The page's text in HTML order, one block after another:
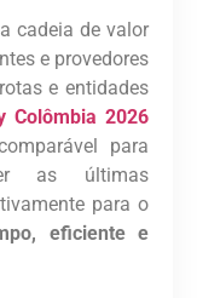
cadeia de valor
e provedores
e entidades
Colômbia 2026
para
as últimas
para o
eficiente e